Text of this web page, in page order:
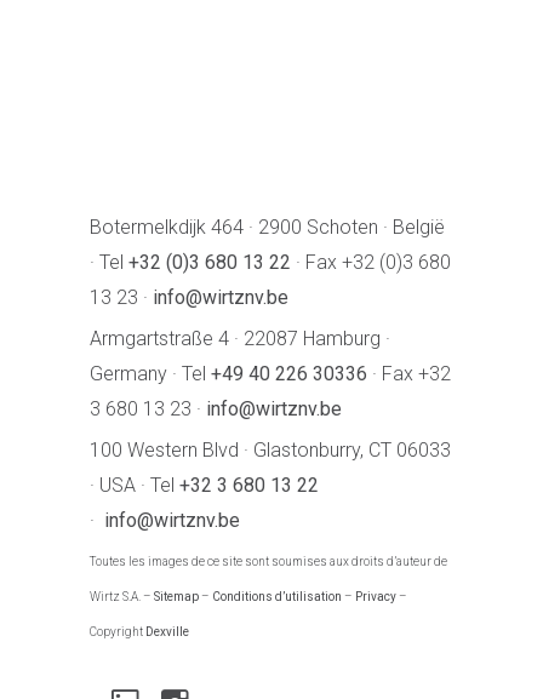
Botermelkdijk 464 · 2900 Schoten · België
· Tel +32 (0)3 680 13 22 · Fax +32 (0)3 680
13 23 · info@wirtznv.be
Armgartstraße 4 · 22087 Hamburg ·
Germany · Tel +49 40 226 30336 · Fax +32
3 680 13 23 · info@wirtznv.be
100 Western Blvd · Glastonburry, CT 06033
· USA · Tel +32 3 680 13 22
· info@wirtznv.be
Toutes les images de ce site sont soumises aux droits d’auteur de
Wirtz S.A. – Sitemap – Conditions d’utilisation – Privacy –
Copyright Dexville